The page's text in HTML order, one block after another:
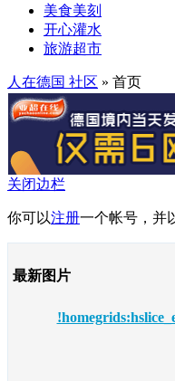
美食美刻
开心灌水
旅游超市
人在德国 社区 » 首页
关闭边栏
你可以注册一个帐号，并
最新图片